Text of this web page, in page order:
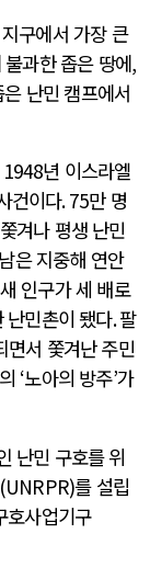
지구에서 가장 큰
불과한 좁은 땅에,
난민 캠프에서
1948년 이스라엘
건이다. 75만 명
겨나 평생 난민
은 지중해 연안
인구가 세 배로
난민촌이 됐다.팔
면서 쫓겨난 주민
‘노아의 방주’가
난민 구호를 위
를 설립
호사업기구